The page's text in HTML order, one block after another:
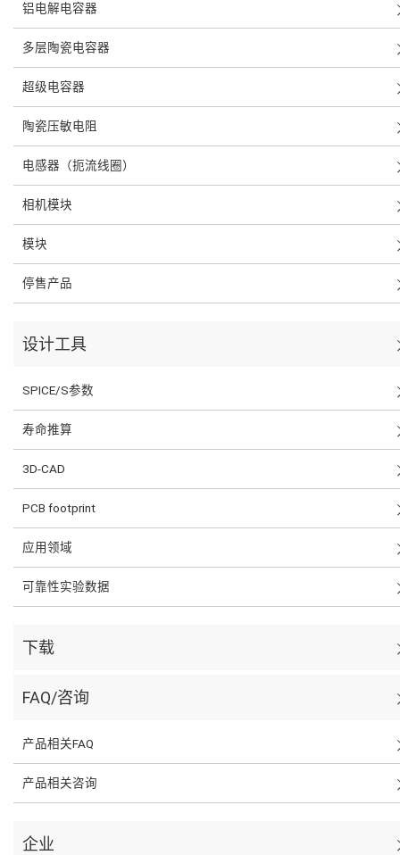
铝电解电容器
多层陶瓷电容器
超级电容器
陶瓷压敏电阻
电感器（扼流线圈）
相机模块
模块
停售产品
设计工具
SPICE/S参数
寿命推算
3D-CAD
PCB footprint
应用领域
可靠性实验数据
下载
FAQ/咨询
产品相关FAQ
产品相关咨询
企业